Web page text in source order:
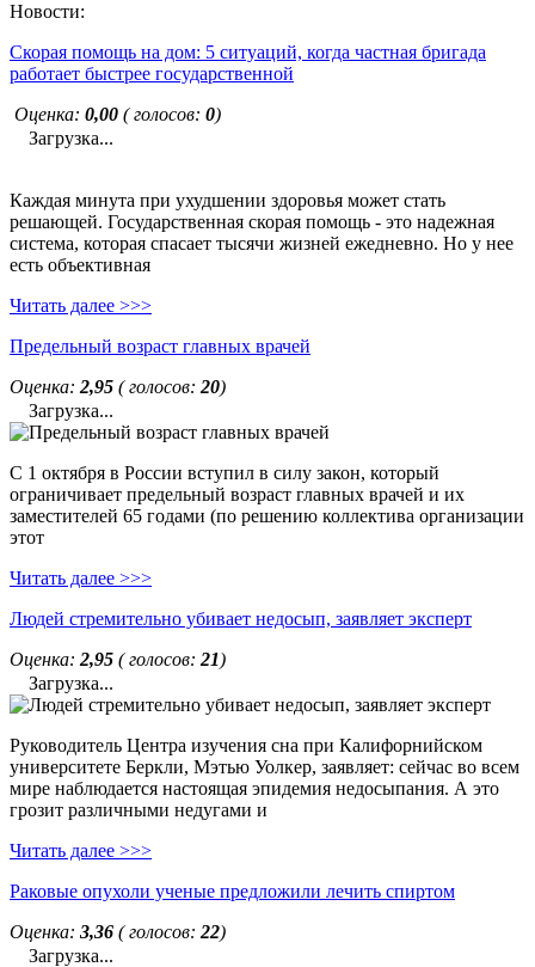
Новости:
Скорая помощь на дом: 5 ситуаций, когда частная бригада
работает быстрее государственной
Оценка: 0,00 ( голосов: 0)
Загрузка...
Каждая минута при ухудшении здоровья может стать
решающей. Государственная скорая помощь - это надежная
система, которая спасает тысячи жизней ежедневно. Но у нее
есть объективная
Читать далее >>>
Предельный возраст главных врачей
Оценка: 2,95 ( голосов: 20)
Загрузка...
С 1 октября в России вступил в силу закон, который
ограничивает предельный возраст главных врачей и их
заместителей 65 годами (по решению коллектива организации
этот
Читать далее >>>
Людей стремительно убивает недосып, заявляет эксперт
Оценка: 2,95 ( голосов: 21)
Загрузка...
Руководитель Центра изучения сна при Калифорнийском
университете Беркли, Мэтью Уолкер, заявляет: сейчас во всем
мире наблюдается настоящая эпидемия недосыпания. А это
грозит различными недугами и
Читать далее >>>
Раковые опухоли ученые предложили лечить спиртом
Оценка: 3,36 ( голосов: 22)
Загрузка...